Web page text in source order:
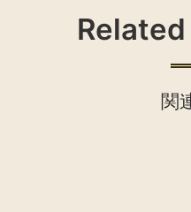
関